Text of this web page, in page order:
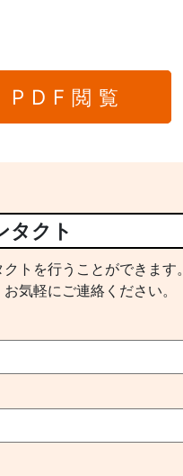
PDF閲覧
タクト
トを行うことができます。
気軽にご連絡ください。